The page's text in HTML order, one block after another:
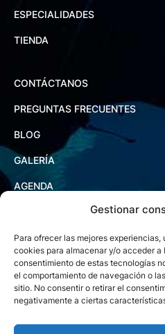
Gestionar
Para ofrecer las mejores
cookies para almacenar y/o acceder
consentimiento de estas tecnologías
el comportamiento de navegación o
sitio. No consentir o retirar el
negativamente a ciertas
ESPECIALIDADES
TIENDA
CONTÁCTANOS
PREGUNTAS FRECUENTES
BLOG
GALERÍA
AGENDA